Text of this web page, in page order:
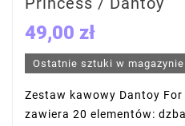
49,00 zł
Ostatnie sztuki w magazynie
Zestaw kawowy Dantoy
zawiera 20 elementów: